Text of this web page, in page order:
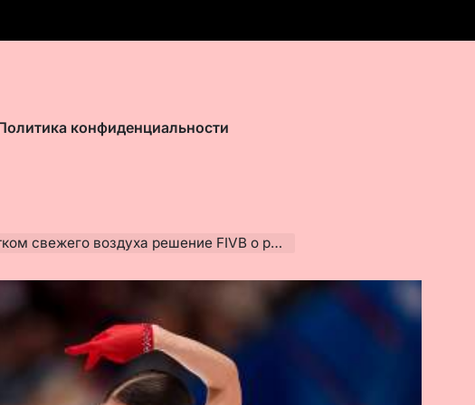
конфиденциальности
воздуха решение FIVB о российских спортсменах